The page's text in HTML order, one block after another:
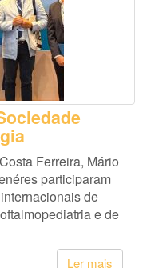
Ferreira, Mário
participaram
de
e de
Ler mais